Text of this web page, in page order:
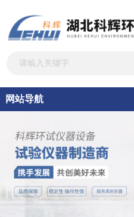
网站导航